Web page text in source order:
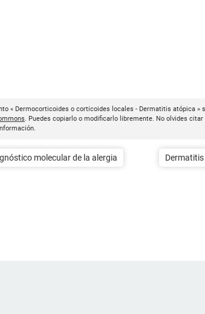
« Dermocorticoides o corticoides locales - Dermatitis atópica »
. Puedes copiarlo o modificarlo libremente. No olvides citar
molecular de la alergia